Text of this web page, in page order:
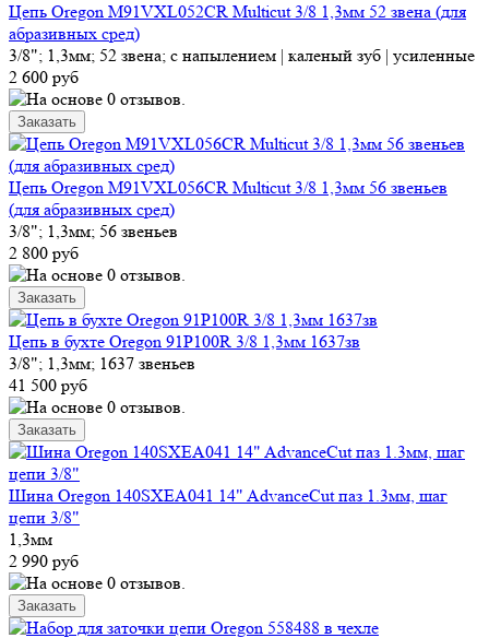
Цепь Oregon M91VXL052CR Multicut 3/8 1,3мм 52 звена (для
абразивных сред)
3/8"; 1,3мм; 52 звена; с напылением | каленый зуб | усиленные
2 600 руб
Цепь Oregon M91VXL056CR Multicut 3/8 1,3мм 56 звеньев
(для абразивных сред)
3/8"; 1,3мм; 56 звеньев
2 800 руб
Цепь в бухте Oregon 91P100R 3/8 1,3мм 1637зв
3/8"; 1,3мм; 1637 звеньев
41 500 руб
Шина Oregon 140SXEA041 14" AdvanceCut паз 1.3мм, шаг
цепи 3/8"
1,3мм
2 990 руб